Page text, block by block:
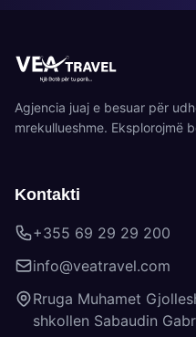
Agjencia juaj e besuar për
mrekullueshme. Eksplorojmë
Kontakti
+355 69 29 29 200
info@veatravel.com
Rruga Muhamet
shkollen Sabaudin